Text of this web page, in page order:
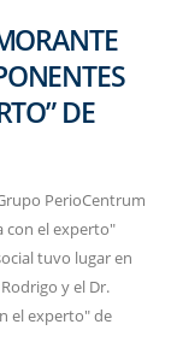
DE
PerioCentrum
con el experto"
tuvo lugar en
y el Dr.
el experto" de